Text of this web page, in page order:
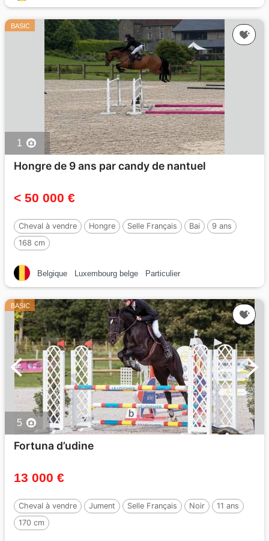
BASIC
1
Hongre de 9 ans par candy de nantuel
< 50 000 €
Cheval à vendre Hongre Selle Français Bai
9 ans
168 cm
Belgique Luxembourg belge Particulier
BASIC
5
Fortuna d’udine
13 000 €
Cheval à vendre Jument Selle Français Noir
11 ans
170 cm